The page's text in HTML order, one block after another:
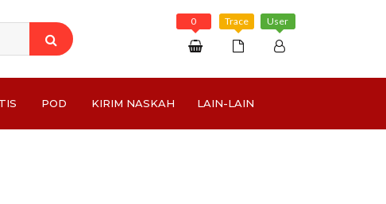
0 Trace User
Daftar
Masuk
POD KIRIM NASKAH LAIN-LAIN